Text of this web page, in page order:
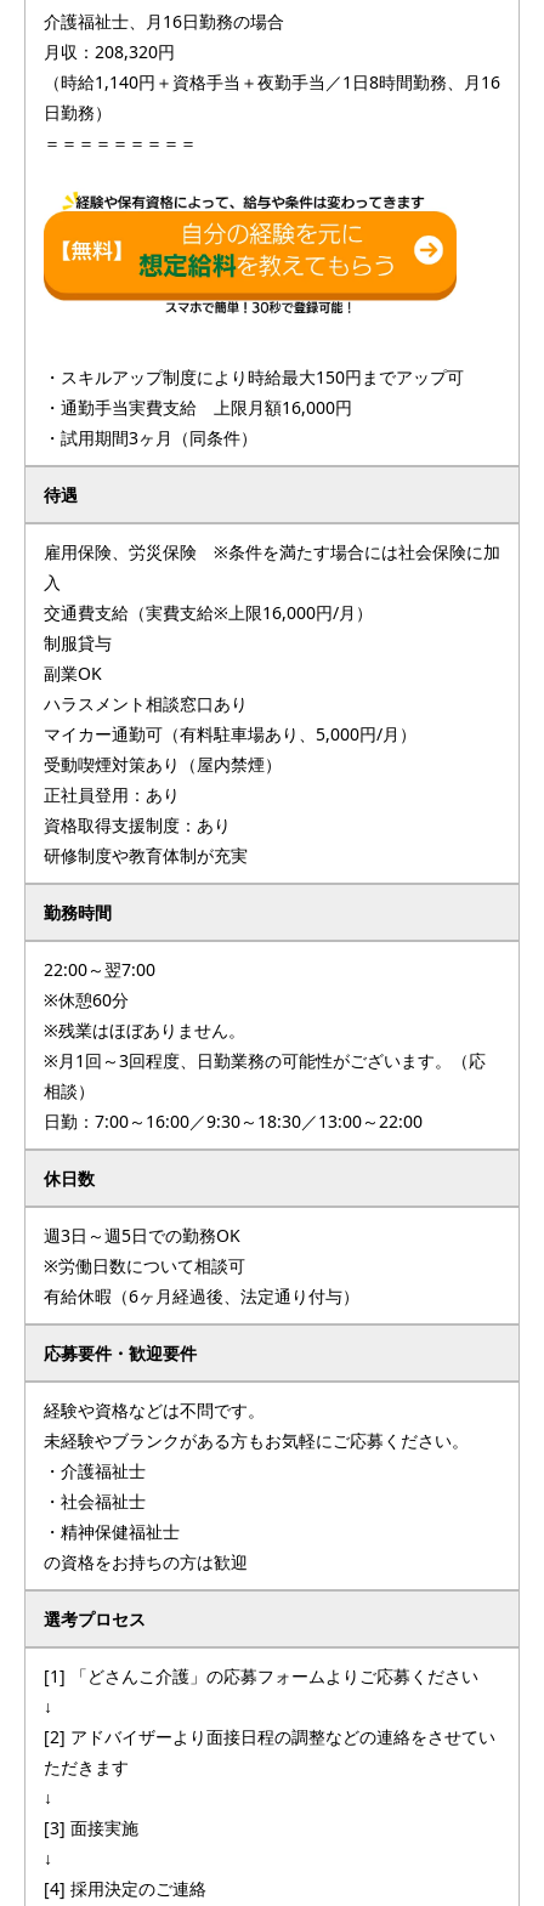
介護福祉士、月16日勤務の場合
月収：208,320円
（時給1,140円＋資格手当＋夜勤手当／1日8時間勤務、月16
日勤務）
＝＝＝＝＝＝＝＝＝
・スキルアップ制度により時給最大150円までアップ可
・通勤手当実費支給 上限月額16,000円
・試用期間3ヶ月（同条件）
待遇
雇用保険、労災保険 ※条件を満たす場合には社会保険に加
入
交通費支給（実費支給※上限16,000円/月）
制服貸与
副業OK
ハラスメント相談窓口あり
マイカー通勤可（有料駐車場あり、5,000円/月）
受動喫煙対策あり（屋内禁煙）
正社員登用：あり
資格取得支援制度：あり
研修制度や教育体制が充実
勤務時間
22:00～翌7:00
※休憩60分
※残業はほぼありません。
※月1回～3回程度、日勤業務の可能性がございます。（応
相談）
日勤：7:00～16:00／9:30～18:30／13:00～22:00
休日数
週3日～週5日での勤務OK
※労働日数について相談可
有給休暇（6ヶ月経過後、法定通り付与）
応募要件・歓迎要件
経験や資格などは不問です。
未経験やブランクがある方もお気軽にご応募ください。
・介護福祉士
・社会福祉士
・精神保健福祉士
の資格をお持ちの方は歓迎
選考プロセス
[1] 「どさんこ介護」の応募フォームよりご応募ください
↓
[2] アドバイザーより面接日程の調整などの連絡をさせてい
ただきます
↓
[3] 面接実施
↓
[4] 採用決定のご連絡